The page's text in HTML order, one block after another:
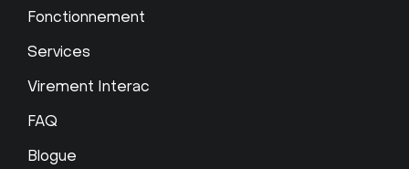
Fonctionnement
Services
Virement Interac
FAQ
Blogue